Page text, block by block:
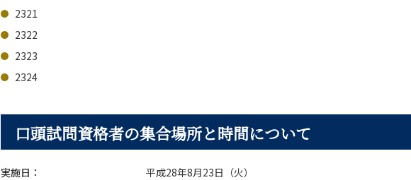
2321
2322
2323
2324
口頭試問資格者の集合場所と時間について
実施日： 平成28年8月23日（火）